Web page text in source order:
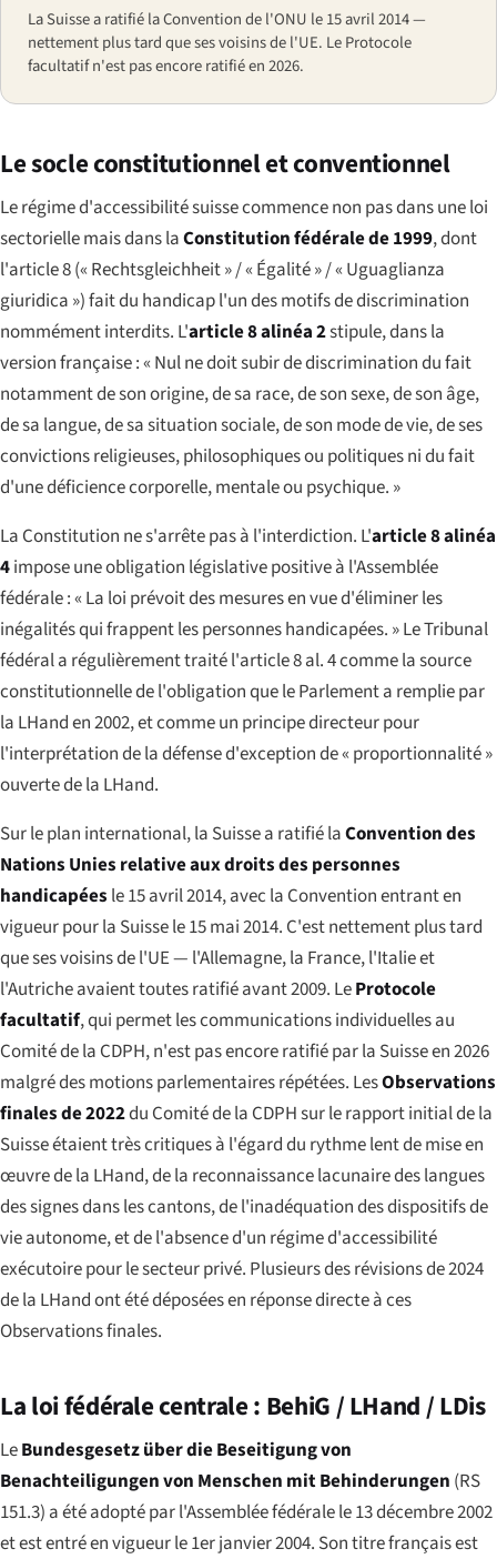
La Suisse a ratifié la Convention de l'ONU le 15 avril 2014 —
nettement plus tard que ses voisins de l'UE. Le Protocole
facultatif n'est pas encore ratifié en 2026.
Le socle constitutionnel et conventionnel
Le régime d'accessibilité suisse commence non pas dans une loi
sectorielle mais dans laConstitution fédérale de 1999, dont
l'article 8 (« Rechtsgleichheit » / « Égalité » / « Uguaglianza
giuridica ») fait du handicap l'un des motifs de discrimination
nommément interdits. L'article 8 alinéa 2stipule, dans la
version française : « Nul ne doit subir de discrimination du fait
notamment de son origine, de sa race, de son sexe, de son âge,
de sa langue, de sa situation sociale, de son mode de vie, de ses
convictions religieuses, philosophiques ou politiques ni du fait
d'une déficience corporelle, mentale ou psychique. »
La Constitution ne s'arrête pas à l'interdiction. L'article 8 alinéa
4impose une obligation législative positive à l'Assemblée
fédérale : « La loi prévoit des mesures en vue d'éliminer les
inégalités qui frappent les personnes handicapées. » Le Tribunal
fédéral a régulièrement traité l'article 8 al. 4 comme la source
constitutionnelle de l'obligation que le Parlement a remplie par
la LHand en 2002, et comme un principe directeur pour
l'interprétation de la défense d'exception de « proportionnalité »
ouverte de la LHand.
Sur le plan international, la Suisse a ratifié laConvention des
Nations Unies relative aux droits des personnes
handicapées le 15 avril 2014, avec la Convention entrant en
vigueur pour la Suisse le 15 mai 2014. C'est nettement plus tard
que ses voisins de l'UE — l'Allemagne, la France, l'Italie et
l'Autriche avaient toutes ratifié avant 2009. LeProtocole
facultatif, qui permet les communications individuelles au
Comité de la CDPH, n'est pas encore ratifié par la Suisse en 2026
malgré des motions parlementaires répétées. LesObservations
finales de 2022du Comité de la CDPH sur le rapport initial de la
Suisse étaient très critiques à l'égard du rythme lent de mise en
œuvre de la LHand, de la reconnaissance lacunaire des langues
des signes dans les cantons, de l'inadéquation des dispositifs de
vie autonome, et de l'absence d'un régime d'accessibilité
exécutoire pour le secteur privé. Plusieurs des révisions de 2024
de la LHand ont été déposées en réponse directe à ces
Observations finales.
La loi fédérale centrale : BehiG / LHand / LDis
LeBundesgesetz über die Beseitigung von
Benachteiligungen von Menschen mit Behinderungen (RS
151.3) a été adopté par l'Assemblée fédérale le 13 décembre 2002
et est entré en vigueur le 1er janvier 2004. Son titre français est